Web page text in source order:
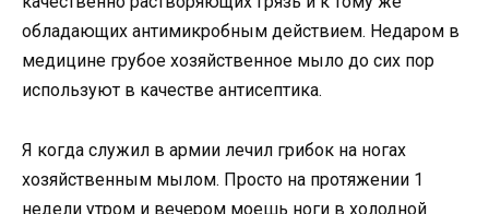
обладающих антимикробным действием. Недаром в
медицине грубое хозяйственное мыло до сих пор
используют в качестве антисептика.
Я когда служил в армии лечил грибок на ногах
хозяйственным мылом. Просто на протяжении 1
недели утром и вечером моешь ноги в холодной